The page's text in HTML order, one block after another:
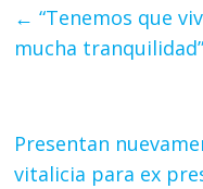
← “Tenemos que
mucha tranquilidad”
Presentan
vitalicia para ex